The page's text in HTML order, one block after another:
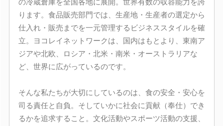
ります。食品販売部門では、生産地・生産者の選定から
仕入れ・販売までを一元管理するビジネススタイルを確
立。ヨコレイネットワークは、国内はもとより、東南ア
ジアや北欧、ロシア・北米・南米・オーストラリアな
ど、世界に広がっているのです。
そんな私たちが大切にしているのは、食の安全・安心を
司る責任と自負。そしていかに社会に貢献（奉仕）でき
るかを追求すること。文化活動やスポーツ活動の支援、